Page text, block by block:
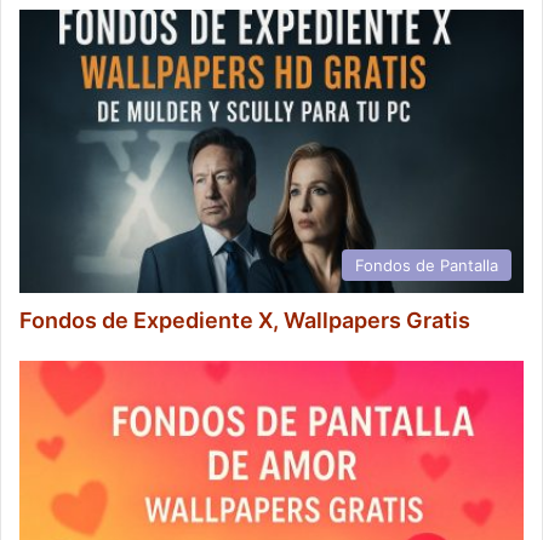
Fondos de Pantalla
Fondos de Expediente X, Wallpapers Gratis